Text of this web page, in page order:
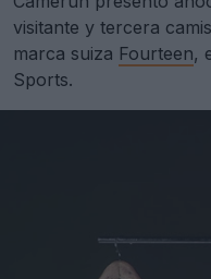
visitante y tercera
marca suiza Fourteen,
Sports.